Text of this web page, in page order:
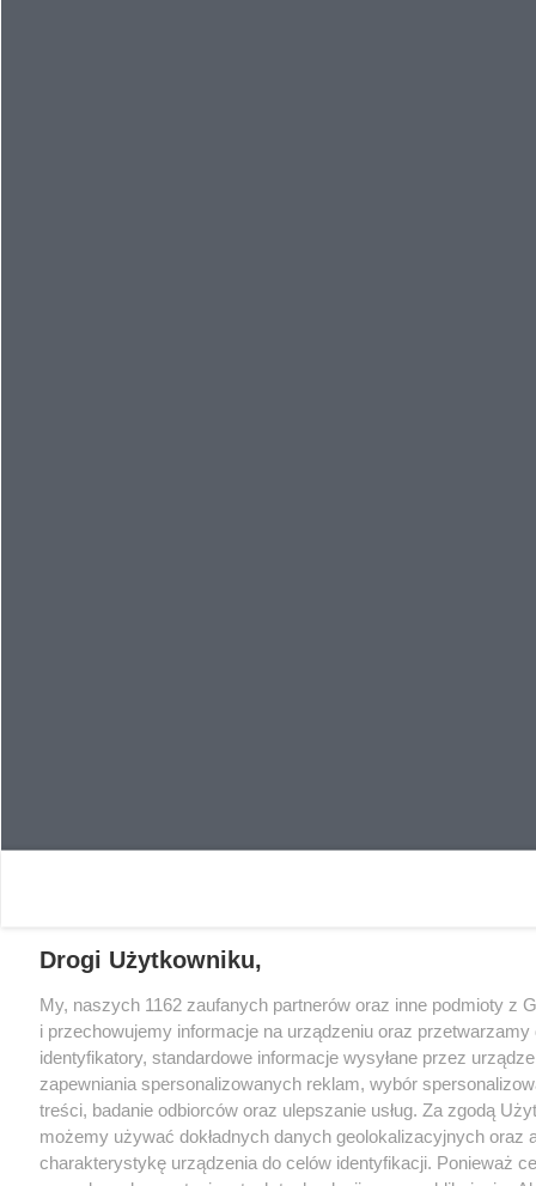
Drogi Użytkowniku,
My, naszych 1162 zaufanych partnerów oraz inne podmioty z
i przechowujemy informacje na urządzeniu oraz
identyfikatory, standardowe informacje wysyłane przez
zapewniania spersonalizowanych reklam, wybór
treści, badanie odbiorców oraz ulepszanie usług. Za zgodą
możemy używać dokładnych danych geolokalizacyjnych oraz
charakterystykę urządzenia do celów identyfikacji. Ponieważ